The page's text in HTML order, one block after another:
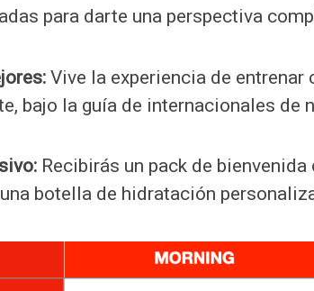
para darte una perspectiva
Vive la experiencia de
bajo la guía de internacionales de
Recibirás un pack de
botella de hidratación